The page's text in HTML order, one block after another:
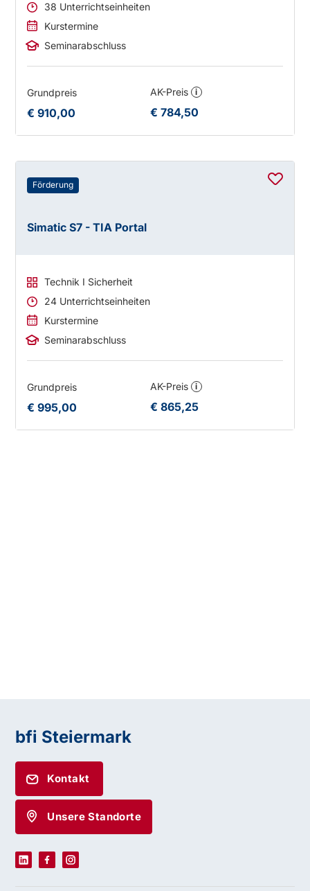
38 Unterrichtseinheiten
Kurstermine
Seminarabschluss
Grundpreis
€ 910,00
AK-Preis i
€ 784,50
Förderung
Simatic S7 - TIA Portal
Technik I Sicherheit
24 Unterrichtseinheiten
Kurstermine
Seminarabschluss
Grundpreis
€ 995,00
AK-Preis i
€ 865,25
bfi Steiermark
Kontakt
Unsere Standorte